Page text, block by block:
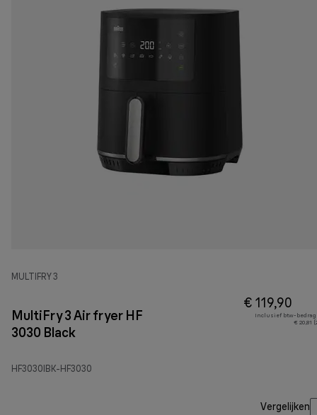
MULTIFRY 3
MultiFry 3 Air fryer HF
3030 Black
HF3030IBK-HF3030
€ 119,90
Inclusief btw-bedrag
€ 20,81
Vergelijken